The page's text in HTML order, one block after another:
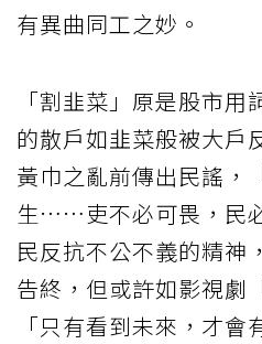
有異曲同工之妙。
「割韭菜」原是股市
的散戶如韭菜般被大戶
黃巾之亂前傳出民謠，
生……吏不必可畏，民
民反抗不公不義的精神
告終，但或許如影視劇
「只有看到未來，才會